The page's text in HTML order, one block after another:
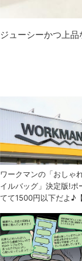
ジューシーかつ上品